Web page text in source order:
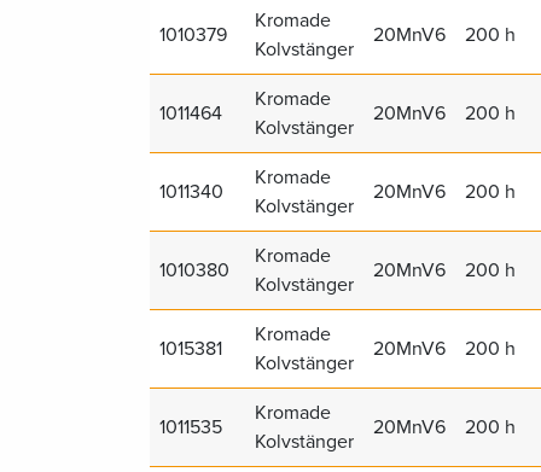
1010379
Kromade
Kolvstänger
20MnV6 200 h
1011464
Kromade
Kolvstänger
20MnV6 200 h
1011340
Kromade
Kolvstänger
20MnV6 200 h
1010380
Kromade
Kolvstänger
20MnV6 200 h
1015381
Kromade
Kolvstänger
20MnV6 200 h
1011535
Kromade
Kolvstänger
20MnV6 200 h